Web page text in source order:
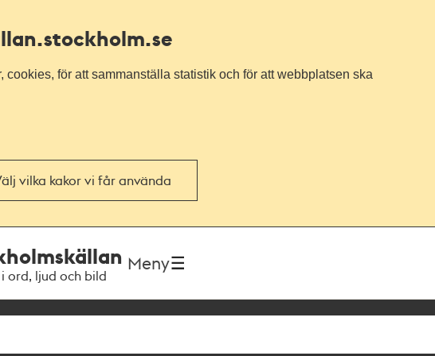
.stockholm.se
för att sammanställa statistik och för att webbplatsen ska
vilka kakor vi får använda
ord, ljud och bild
Meny